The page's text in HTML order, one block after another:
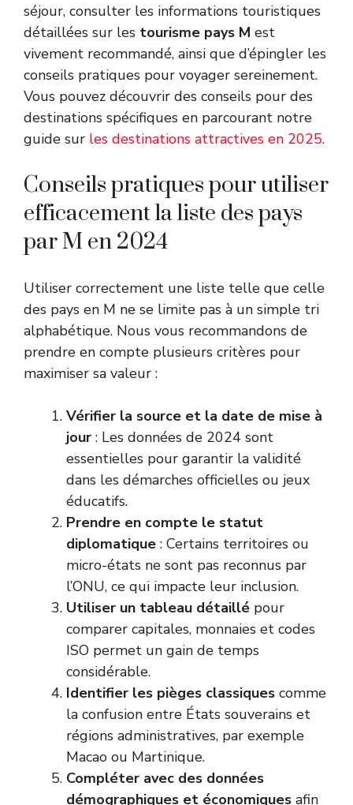
séjour, consulter les informations touristiques
détaillées sur les tourisme pays M est
vivement recommandé, ainsi que d’épingler les
conseils pratiques pour voyager sereinement.
Vous pouvez découvrir des conseils pour des
destinations spécifiques en parcourant notre
guide sur les destinations attractives en 2025.
Conseils pratiques pour utiliser
efficacement la liste des pays
par M en 2024
Utiliser correctement une liste telle que celle
des pays en M ne se limite pas à un simple tri
alphabétique. Nous vous recommandons de
prendre en compte plusieurs critères pour
maximiser sa valeur :
Vérifier la source et la date de mise à
jour : Les données de 2024 sont
essentielles pour garantir la validité
dans les démarches officielles ou jeux
éducatifs.
Prendre en compte le statut
diplomatique : Certains territoires ou
micro-états ne sont pas reconnus par
l’ONU, ce qui impacte leur inclusion.
Utiliser un tableau détaillé pour
comparer capitales, monnaies et codes
ISO permet un gain de temps
considérable.
Identifier les pièges classiques comme
la confusion entre États souverains et
régions administratives, par exemple
Macao ou Martinique.
Compléter avec des données
démographiques et économiques afin